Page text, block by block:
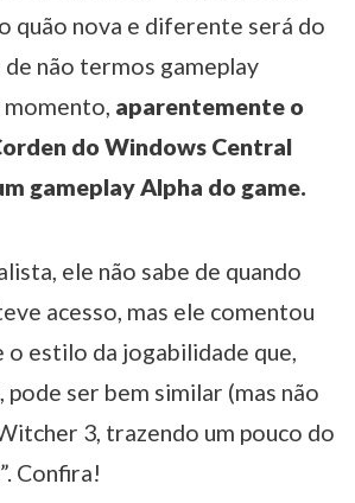
quão nova e diferente será do
não termos gameplay
aparentemente o
do Windows Central
gameplay Alpha do game.
ele não sabe de quando
acesso, mas ele comentou
o estilo da jogabilidade que,
ser bem similar (mas não
3, trazendo um pouco do
Confira!